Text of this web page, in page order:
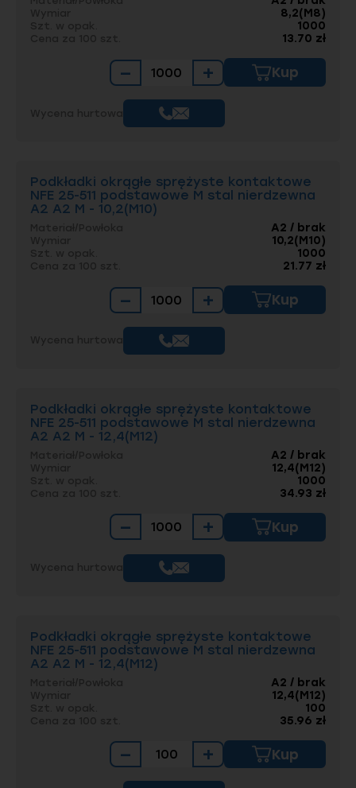
8,2(M8)
1000
13.70 zł
− + Kup
Podkładki okrągłe sprężyste kontaktowe
NFE 25-511 podstawowe M stal nierdzewna
A2 A2 M - 10,2(M10)
A2 / brak
10,2(M10)
1000
21.77 zł
− + Kup
Podkładki okrągłe sprężyste kontaktowe
NFE 25-511 podstawowe M stal nierdzewna
A2 A2 M - 12,4(M12)
A2 / brak
12,4(M12)
1000
34.93 zł
− + Kup
Podkładki okrągłe sprężyste kontaktowe
NFE 25-511 podstawowe M stal nierdzewna
A2 A2 M - 12,4(M12)
A2 / brak
12,4(M12)
100
35.96 zł
− + Kup